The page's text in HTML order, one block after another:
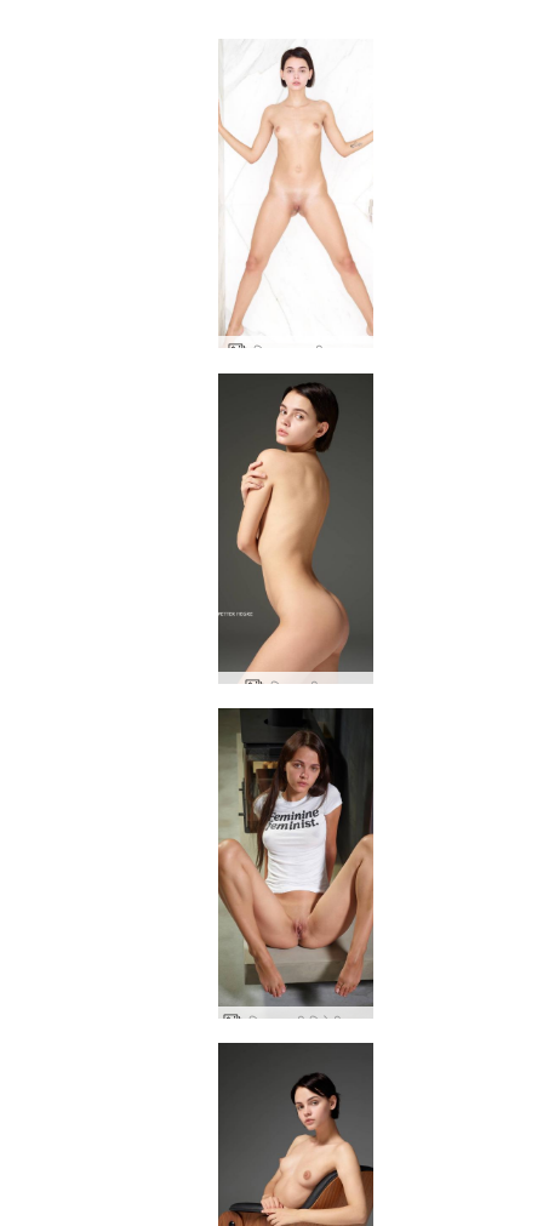
एरियल चमकती कल्पना
एरियल परी मुक्त
एरियल स्त्री विरोधी नारीवादी